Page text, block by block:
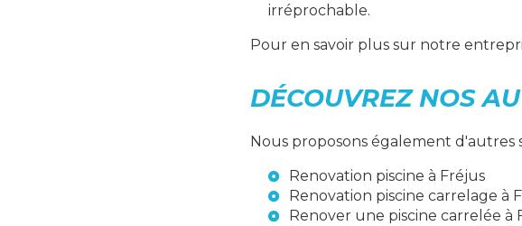
irréprochable.
Pour en savoir plus sur notre
DÉCOUVREZ NOS
Nous proposons également d'autres
Renovation piscine à Fréjus
Renovation piscine carrelage à
Renover une piscine carrelée à